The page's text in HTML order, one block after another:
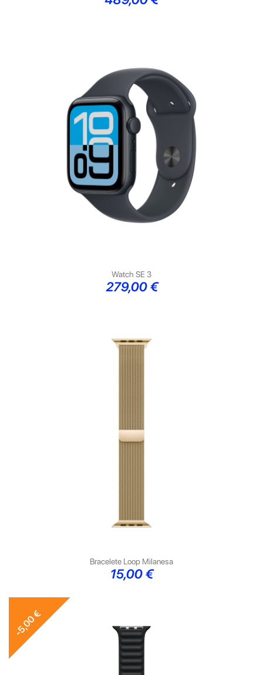
Watch SE 3
Preço
279,00 €
Bracelete Loop Milanesa
Preço
15,00 €
-5,00 €